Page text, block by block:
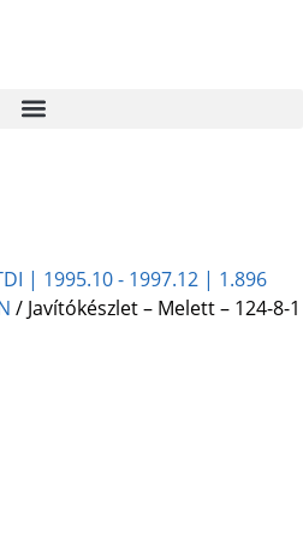
| 1995.10 - 1997.12 | 1.896
/ Javítókészlet – Melett – 124-8-1